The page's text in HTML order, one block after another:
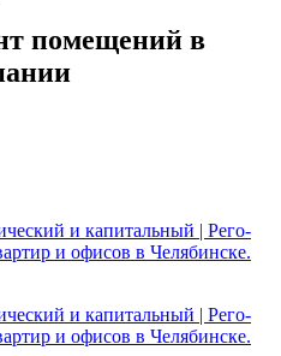
помещений в